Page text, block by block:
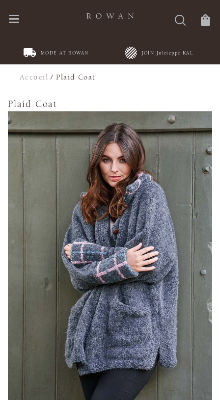
MODE AT ROWAN JOIN Juleteppe KAL
Accueil /Plaid Coat
Plaid Coat